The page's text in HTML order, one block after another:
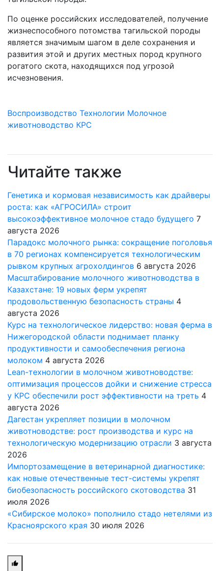
По оценке российских исследователей, получение
жизнеспособного потомства тагильской породы
является значимым шагом в деле сохранения и
развития этой и других местных пород крупного
рогатого скота, находящихся под угрозой
исчезновения.
Воспроизводство Технологии Молочное
животноводство КРС
Читайте также
Генетика и кормовая независимость как драйверы
роста: как «АГРОСИЛА» строит
высокоэффективное молочное стадо будущего 7
августа 2026
Парадокс молочного рынка: сокращение поголовья
в 70 регионах компенсируется технологическим
рывком крупных агрохолдингов 6 августа 2026
Масштабирование молочного животноводства в
Казахстане: 19 новых ферм укрепят
продовольственную безопасность страны 4
августа 2026
Курс на технологическое лидерство: новая ферма в
Нижегородской области поднимает планку
продуктивности и самообеспечения региона
молоком 4 августа 2026
Lean-технологии в молочном животноводстве:
оптимизация процессов дойки и снижение стресса
у КРС обеспечили рост эффективности на треть 4
августа 2026
Дагестан укрепляет позиции в молочном
животноводстве: рост производства и курс на
технологическую модернизацию отрасли 3 августа
2026
Импортозамещение в ветеринарной диагностике:
как новые отечественные тест-системы укрепят
биобезопасность российского скотоводства 31
июля 2026
«Сибирское молоко» пополнило стадо нетелями из
Красноярского края 30 июля 2026